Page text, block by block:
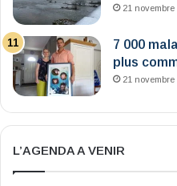
21 novembre
7 000
plus
21 novembre
L’AGENDA A VENIR